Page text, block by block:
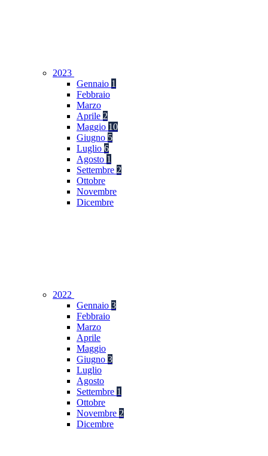
2023
Gennaio 1
Febbraio
Marzo
Aprile 2
Maggio 10
Giugno 5
Luglio 6
Agosto 1
Settembre 2
Ottobre
Novembre
Dicembre
2022
Gennaio 3
Febbraio
Marzo
Aprile
Maggio
Giugno 3
Luglio
Agosto
Settembre 1
Ottobre
Novembre 2
Dicembre